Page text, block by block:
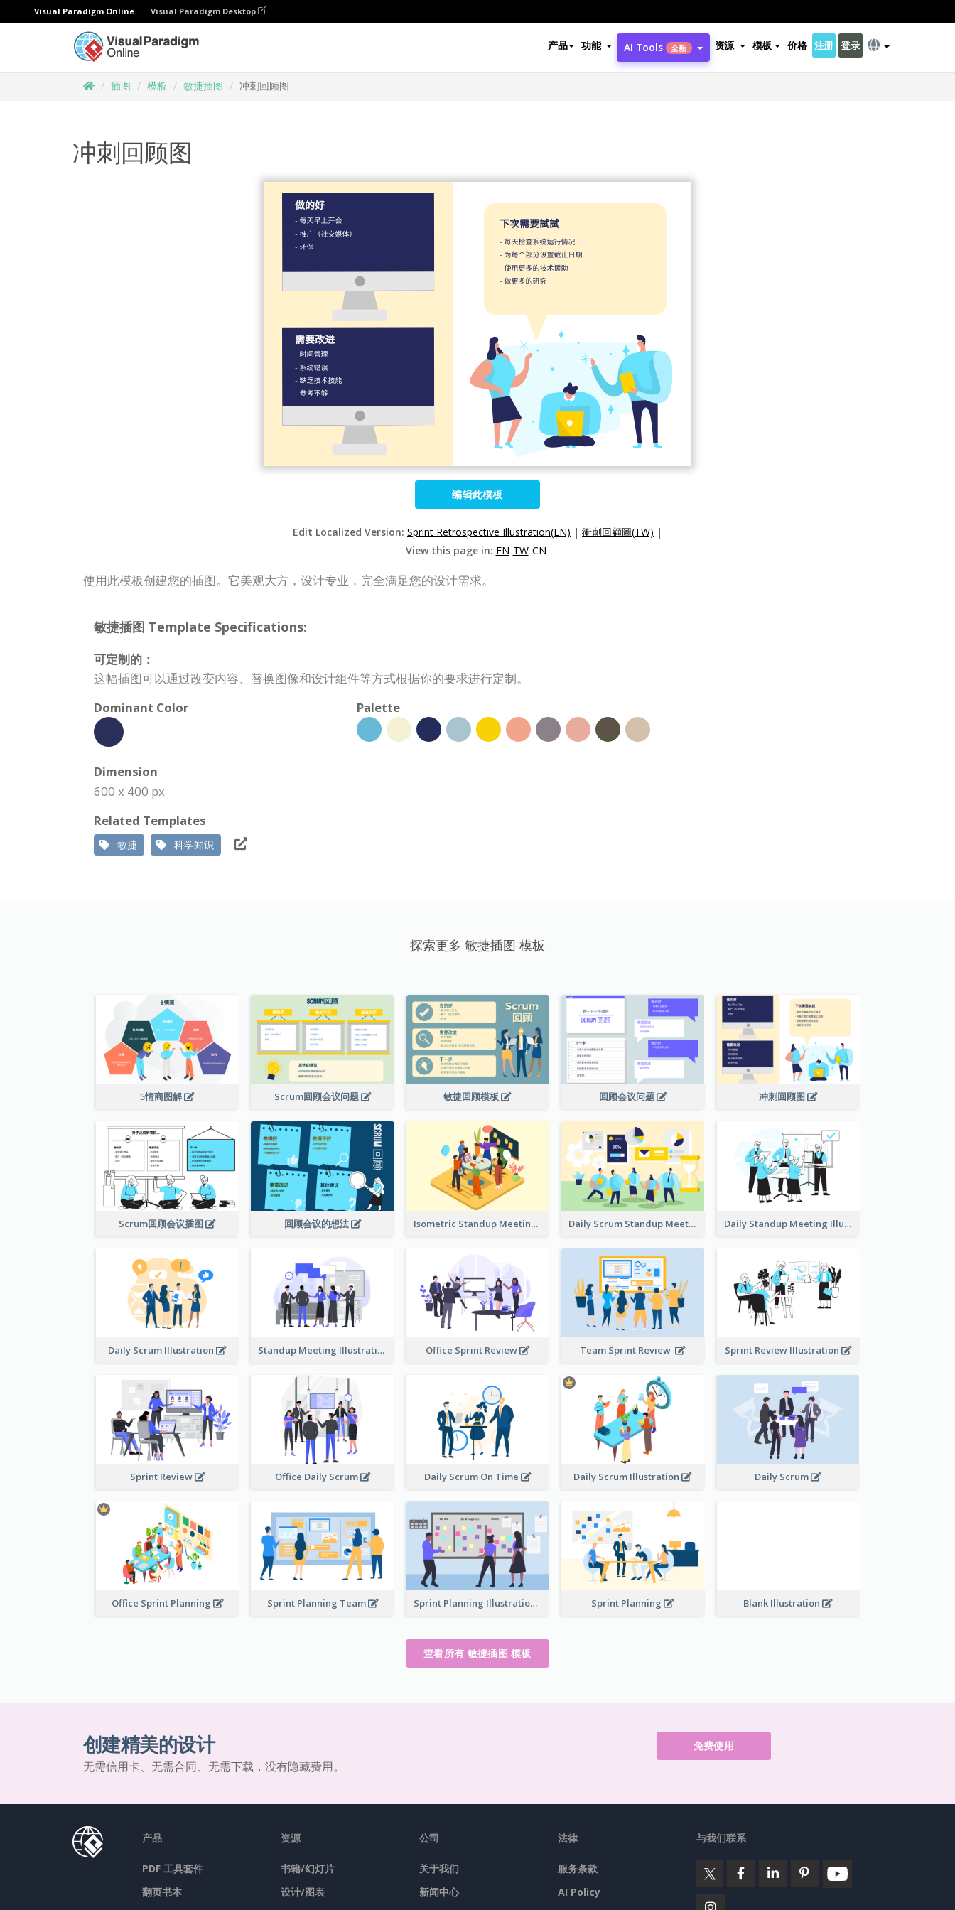
Visual Paradigm Online Visual Paradigm Desktop
产品 功能 AI Tools 全新 资源 模板 价格 注册 登录
插图 模板 敏捷插图 冲刺回顾图
冲刺回顾图
编辑此模板
Edit Localized Version: Sprint Retrospective Illustration(EN) | 衝刺回顧圖(TW) |
View this page in: EN TW CN
使用此模板创建您的插图。它美观大方，设计专业，完全满足您的设计需求。
敏捷插图 Template Specifications:
可定制的：
这幅插图可以通过改变内容、替换图像和设计组件等方式根据你的要求进行定制。
Dominant Color
Palette
Dimension
600 x 400 px
Related Templates
敏捷 科学知识
探索更多 敏捷插图 模板
5情商图解 Scrum回顾会议问题 敏捷回顾模板 回顾会议问题 冲刺回顾图
Scrum回顾会议插图 回顾会议的想法 Isometric Standup Meeting Illustration Daily Scrum Standup Meeting Illustration Daily Standup Meeting Illustration
Daily Scrum Illustration Standup Meeting Illustration Office Sprint Review Team Sprint Review Sprint Review Illustration
Sprint Review Office Daily Scrum Daily Scrum On Time Daily Scrum Illustration Daily Scrum
Office Sprint Planning Sprint Planning Team Sprint Planning Illustration Sprint Planning Blank Illustration
查看所有 敏捷插图 模板
创建精美的设计
无需信用卡、无需合同、无需下载，没有隐藏费用。
免费使用
产品
PDF 工具套件
翻页书本
资源
书籍/幻灯片
设计/图表
公司
关于我们
新闻中心
法律
服务条款
AI Policy
与我们联系